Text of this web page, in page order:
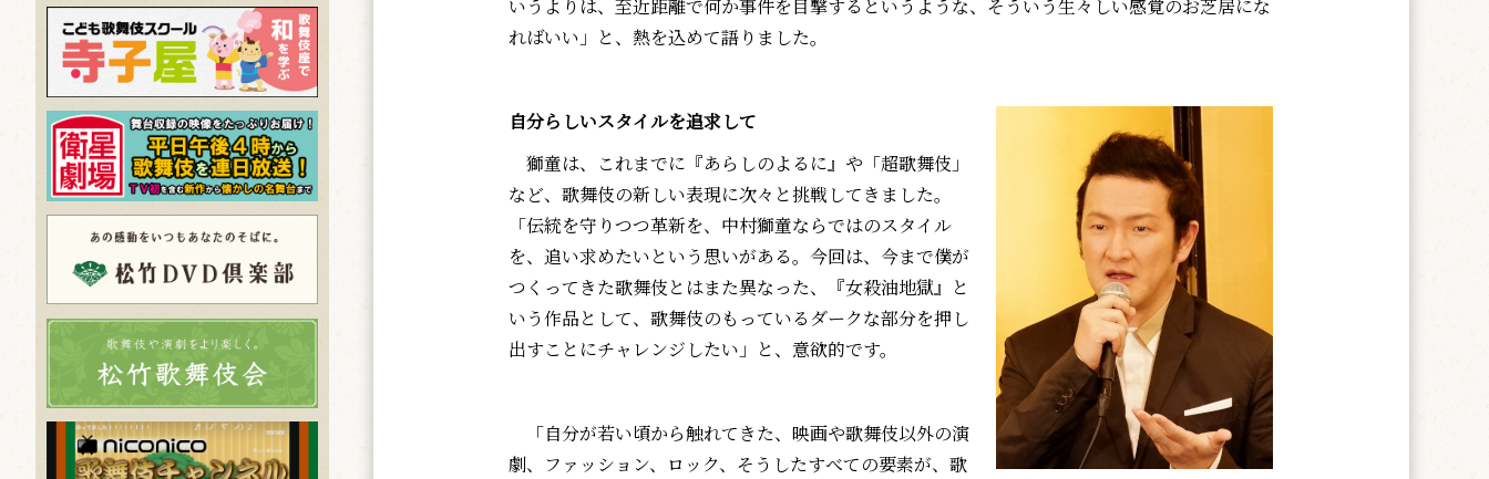
いうよりは、至近距離で何か事件を目撃するというような、そういう生々しい感覚のお芝居にな
ればいい」と、熱を込めて語りました。
自分らしいスタイルを追求して
獅童は、これまでに『あらしのよるに』や「超歌舞伎」
など、歌舞伎の新しい表現に次々と挑戦してきました。
「伝統を守りつつ革新を、中村獅童ならではのスタイル
を、追い求めたいという思いがある。今回は、今まで僕が
つくってきた歌舞伎とはまた異なった、『女殺油地獄』と
いう作品として、歌舞伎のもっているダークな部分を押し
出すことにチャレンジしたい」と、意欲的です。
「自分が若い頃から触れてきた、映画や歌舞伎以外の演
劇、ファッション、ロック、そうしたすべての要素が、歌